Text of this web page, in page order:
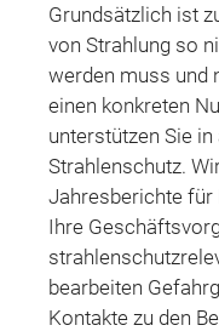
Grundsätzlich ist
von Strahlung so
werden muss und
einen konkreten
unterstützen Sie
Strahlenschutz.
Jahresberichte für
Ihre
bearbeiten
Kontakte zu den